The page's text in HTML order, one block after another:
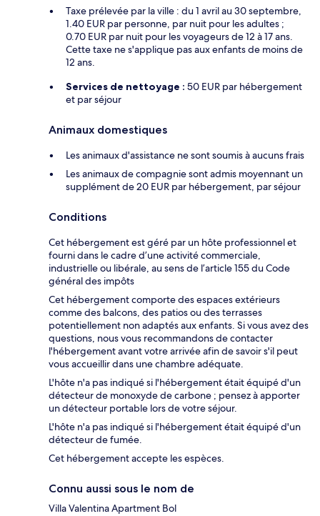
Taxe prélevée par la ville : du 1 avril au 30 septembre,
1.40 EUR par personne, par nuit pour les adultes ;
0.70 EUR par nuit pour les voyageurs de 12 à 17 ans.
Cette taxe ne s'applique pas aux enfants de moins de
12 ans.
Services de nettoyage : 50 EUR par hébergement
et par séjour
Animaux domestiques
Les animaux d'assistance ne sont soumis à aucuns frais
Les animaux de compagnie sont admis moyennant un
supplément de 20 EUR par hébergement, par séjour
Conditions
Cet hébergement est géré par un hôte professionnel et
fourni dans le cadre d’une activité commerciale,
industrielle ou libérale, au sens de l’article 155 du Code
général des impôts
Cet hébergement comporte des espaces extérieurs
comme des balcons, des patios ou des terrasses
potentiellement non adaptés aux enfants. Si vous avez des
questions, nous vous recommandons de contacter
l'hébergement avant votre arrivée afin de savoir s'il peut
vous accueillir dans une chambre adéquate.
L'hôte n'a pas indiqué si l'hébergement était équipé d'un
détecteur de monoxyde de carbone ; pensez à apporter
un détecteur portable lors de votre séjour.
L'hôte n'a pas indiqué si l'hébergement était équipé d'un
détecteur de fumée.
Cet hébergement accepte les espèces.
Connu aussi sous le nom de
Villa Valentina Apartment Bol